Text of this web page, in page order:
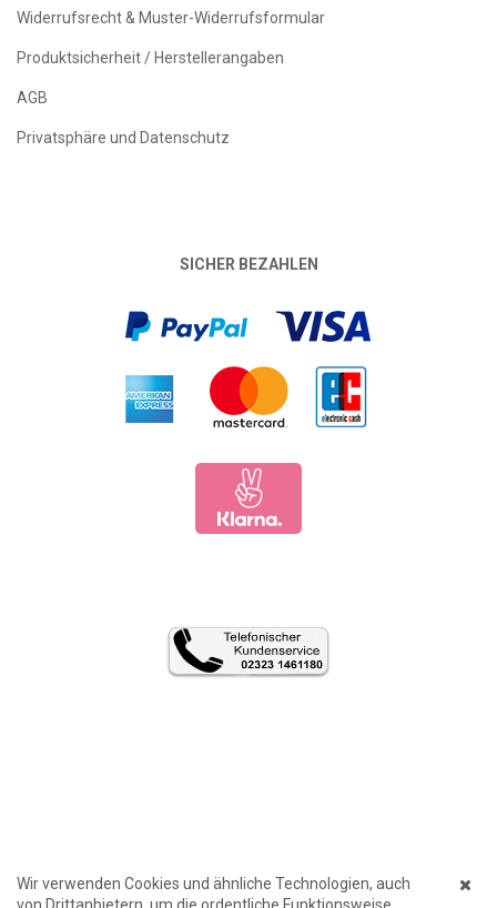
Wir verwenden Cookies und ähnliche Technologien, auch
Widerrufsrecht & Muster-Widerrufsformular
Produktsicherheit / Herstellerangaben
AGB
Privatsphäre und Datenschutz
SICHER BEZAHLEN